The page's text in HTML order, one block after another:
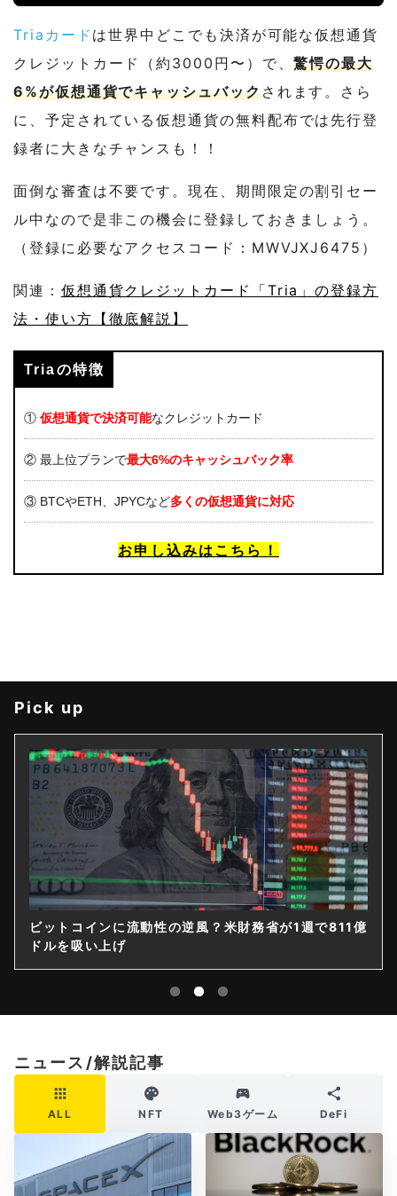
Triaカード は世界中どこでも決済が可能な仮想通貨
クレジットカード（約3000円〜）で、驚愕の最大
6%が仮想通貨でキャッシュバックされます。さら
に、予定されている仮想通貨の無料配布では先行登
録者に大きなチャンスも！！
面倒な審査は不要です。現在、期間限定の割引セー
ル中なので是非この機会に登録しておきましょう。
（登録に必要なアクセスコード：MWVJXJ6475）
関連： 仮想通貨クレジットカード「Tria」の登録方
法・使い方【徹底解説】
Triaの特徴
① 仮想通貨で決済可能なクレジットカード
② 最上位プランで最大6%のキャッシュバック率
③ BTCやETH、JPYCなど多くの仮想通貨に対応
お申し込みはこちら！
Pick up
ビットコインに流動性の逆風？米財務省が1週で811億
ドルを吸い上げ
ニュース/解説記事
ALL NFT Web3ゲーム DeFi